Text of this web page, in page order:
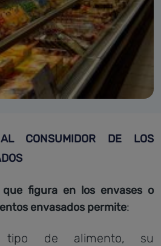
CONSUMIDOR DE LOS
figura en los envases o
envasados permite:
tipo de alimento, su